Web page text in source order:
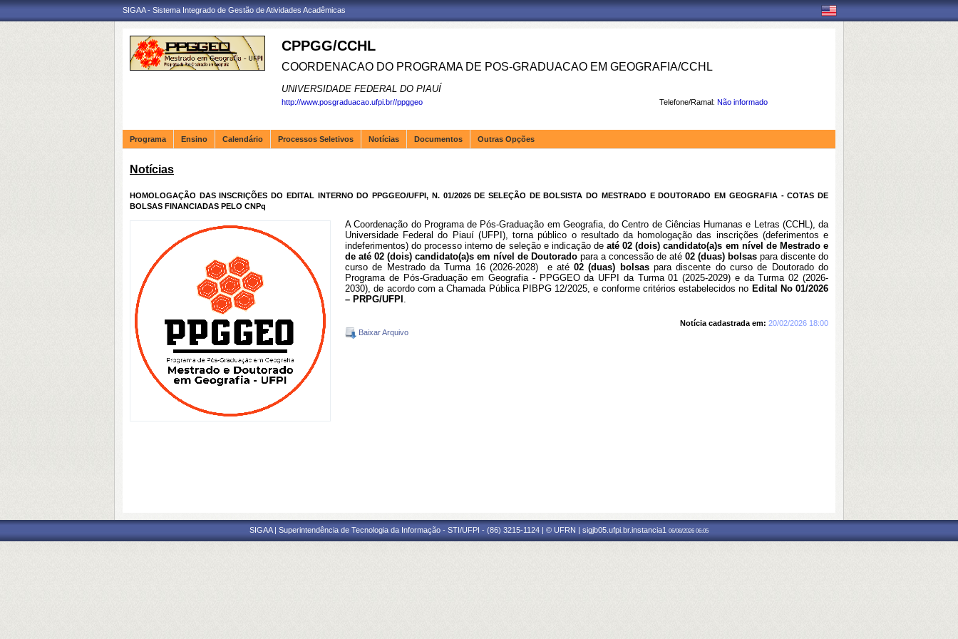
SIGAA - Sistema Integrado de Gestão de Atividades Acadêmicas
CPPGG/CCHL
COORDENACAO DO PROGRAMA DE POS-GRADUACAO EM GEOGRAFIA/CCHL
UNIVERSIDADE FEDERAL DO PIAUÍ
Telefone/Ramal: Não informado
http://www.posgraduacao.ufpi.br//ppggeo
Programa Ensino Calendário Processos Seletivos Notícias Documentos Outras Opções
Notícias
HOMOLOGAÇÃO DAS INSCRIÇÕES DO EDITAL INTERNO DO PPGGEO/UFPI, N. 01/2026 DE SELEÇÃO DE BOLSISTA DO MESTRADO E DOUTORADO EM GEOGRAFIA - COTAS DE
BOLSAS FINANCIADAS PELO CNPq
A Coordenação do Programa de Pós-Graduação em Geografia, do Centro de Ciências Humanas e Letras (CCHL), da
Universidade Federal do Piauí (UFPI), torna público o resultado da homologação das inscrições (deferimentos e
indeferimentos) do processo interno de seleção e indicação deaté 02 (dois) candidato(a)s em nível de Mestrado e
de até 02 (dois) candidato(a)s em nível de Doutorado para a concessão de até 02 (duas) bolsas para discente do
curso de Mestrado da Turma 16 (2026-2028) e até02 (duas) bolsaspara discente do curso de Doutorado do
Programa de Pós-Graduação em Geografia - PPGGEO da UFPI da Turma 01 (2025-2029) e da Turma 02 (2026-
2030), de acordo com a Chamada Pública PIBPG 12/2025, e conforme critérios estabelecidos no Edital No 01/2026
– PRPG/UFPI .
Notícia cadastrada em: 20/02/2026 18:00
Baixar Arquivo
SIGAA | Superintendência de Tecnologia da Informação - STI/UFPI - (86) 3215-1124 | © UFRN | sigjb05.ufpi.br.instancia1 06/08/2026 06:05